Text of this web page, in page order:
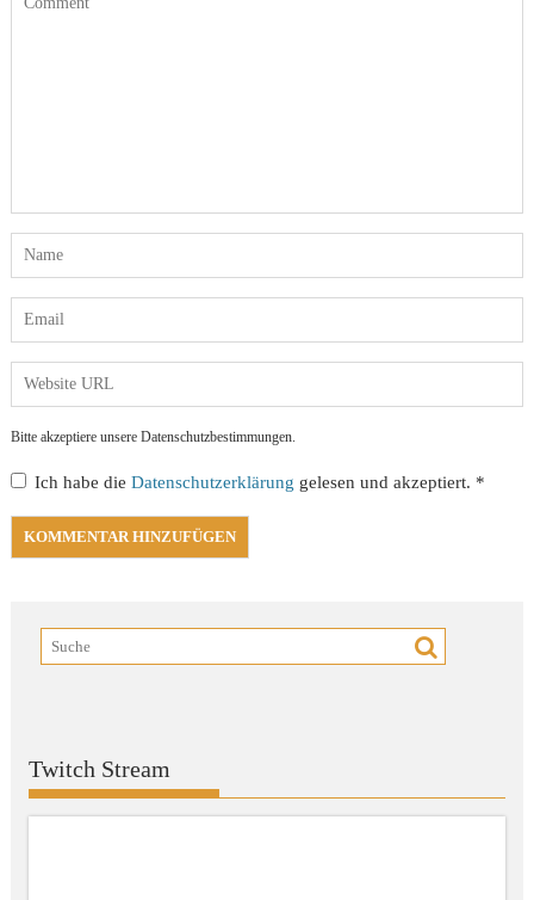
Bitte akzeptiere unsere Datenschutzbestimmungen.
Ich habe dieDatenschutzerklärung gelesen und akzeptiert. *
Twitch Stream